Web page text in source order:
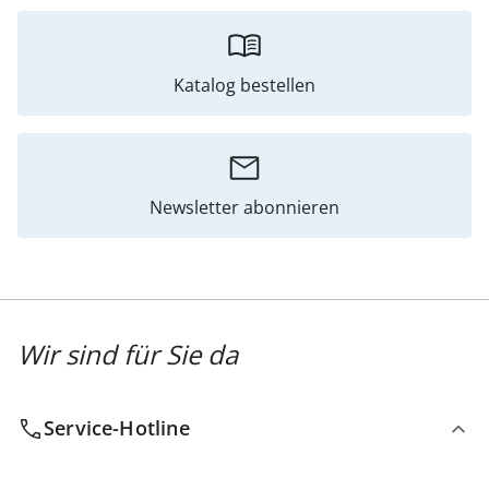
Katalog bestellen
Newsletter abonnieren
Wir sind für Sie da
Service-Hotline